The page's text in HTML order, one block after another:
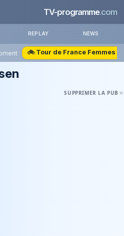
TV-programme.com
REPLAY NEWS
🚲 Tour de France Femmes
SUPPRIMER LA PUB